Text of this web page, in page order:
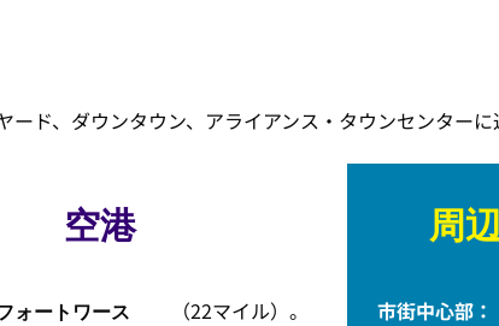
ド、ダウンタウン、アライアンス・タウンセンターに
空港
ォートワース
（22マイル）。
周
市街中心部：